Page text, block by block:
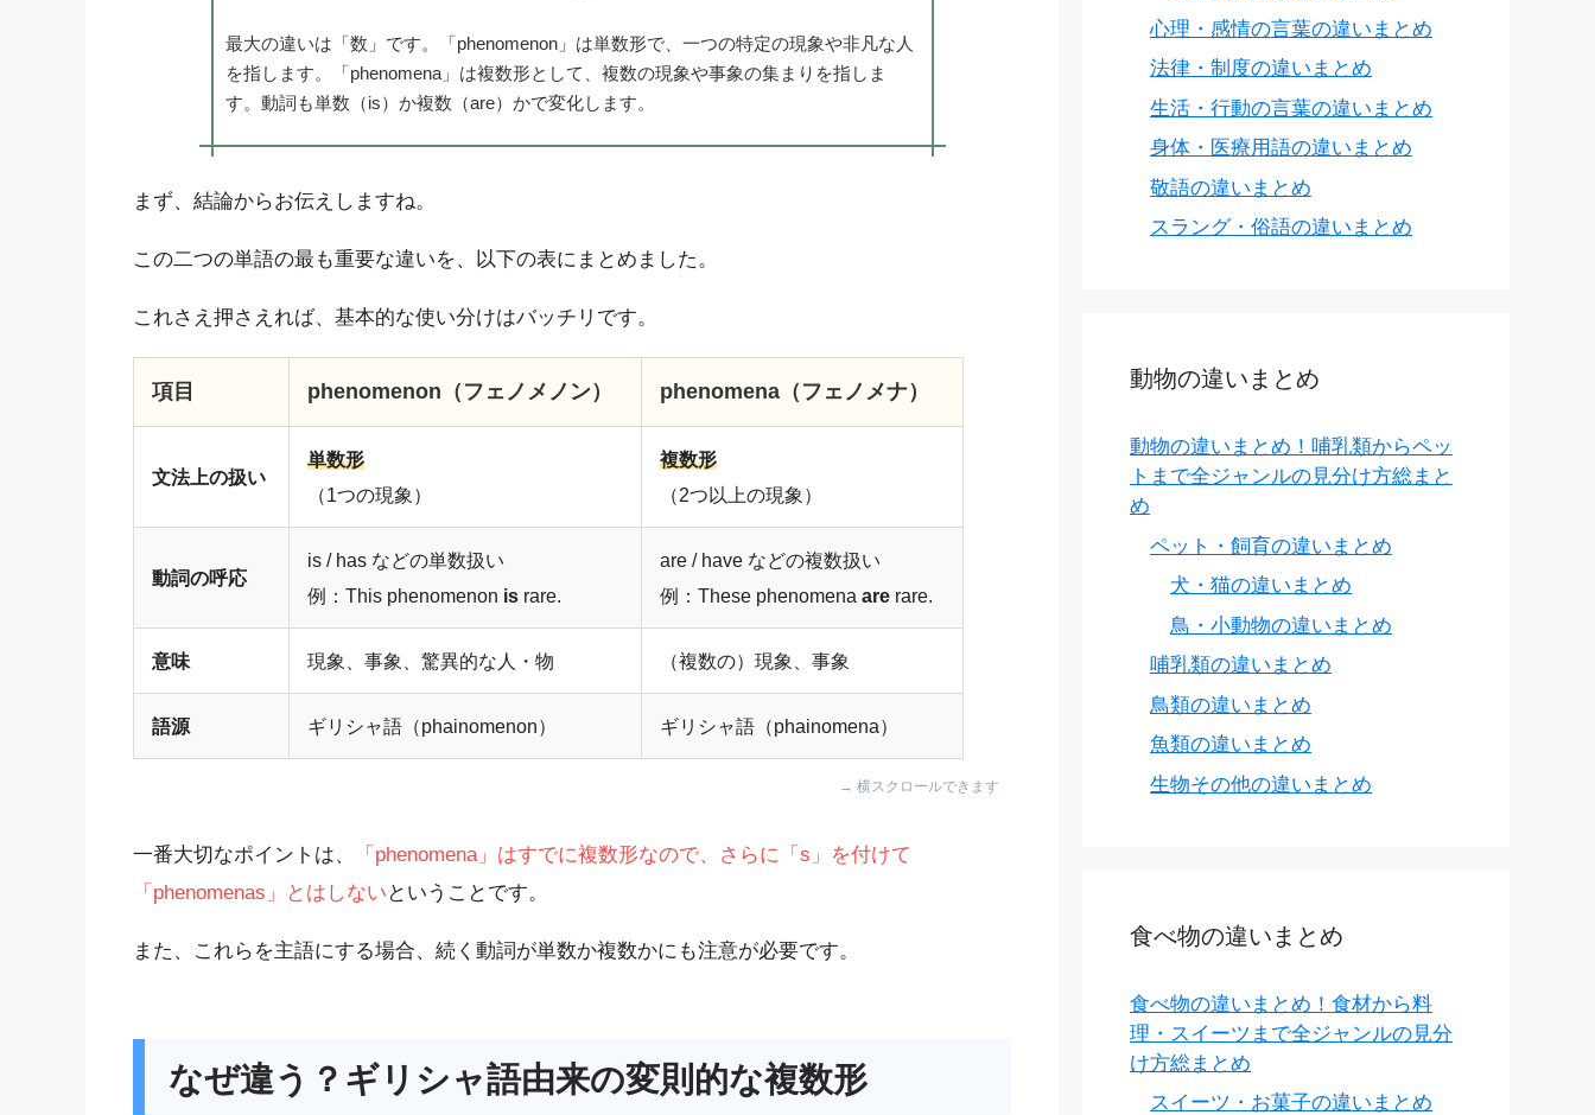
最大の違いは「数」です。「phenomenon」は単数形で、一つの特定の現象や非凡な人
を指します。「phenomena」は複数形として、複数の現象や事象の集まりを指しま
す。動詞も単数（is）か複数（are）かで変化します。
まず、結論からお伝えしますね。
この二つの単語の最も重要な違いを、以下の表にまとめました。
これさえ押さえれば、基本的な使い分けはバッチリです。
項目 phenomenon（フェノメノン） phenomena（フェノメナ）
文法上の扱い
単数形
（1つの現象）
複数形
（2つ以上の現象）
動詞の呼応
is / has などの単数扱い
例：This phenomenon is rare.
are / have などの複数扱い
例：These phenomena are rare.
意味 現象、事象、驚異的な人・物 （複数の）現象、事象
語源 ギリシャ語（phainomenon） ギリシャ語（phainomena）
一番大切なポイントは、
「phenomena」はすでに複数形なので、さらに「s」を付けて
「phenomenas」とはしない ということです。
また、これらを主語にする場合、続く動詞が単数か複数かにも注意が必要です。
なぜ違う？ギリシャ語由来の変則的な複数形
心理・感情の言葉の違いまとめ
法律・制度の違いまとめ
生活・行動の言葉の違いまとめ
身体・医療用語の違いまとめ
敬語の違いまとめ
スラング・俗語の違いまとめ
動物の違いまとめ
動物の違いまとめ！哺乳類からペッ
トまで全ジャンルの見分け方総まと
め
ペット・飼育の違いまとめ
犬・猫の違いまとめ
鳥・小動物の違いまとめ
哺乳類の違いまとめ
鳥類の違いまとめ
魚類の違いまとめ
生物その他の違いまとめ
食べ物の違いまとめ
食べ物の違いまとめ！食材から料
理・スイーツまで全ジャンルの見分
け方総まとめ
スイーツ・お菓子の違いまとめ